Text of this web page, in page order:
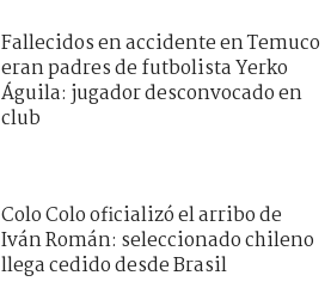
Fallecidos en accidente en Temuco
eran padres de futbolista Yerko
Águila: jugador desconvocado en
club
Colo Colo oficializó el arribo de
Iván Román: seleccionado chileno
llega cedido desde Brasil